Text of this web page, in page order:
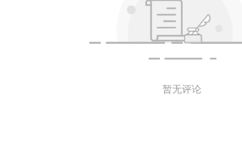
暂无评论